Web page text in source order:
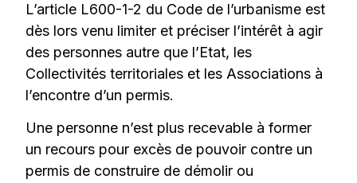
L’article L600-1-2 du Code de l’urbanisme est
dès lors venu limiter et préciser l’intérêt à agir
des personnes autre que l’Etat, les
Collectivités territoriales et les Associations à
l’encontre d’un permis.
Une personne n’est plus recevable à former
un recours pour excès de pouvoir contre un
permis de construire de démolir ou